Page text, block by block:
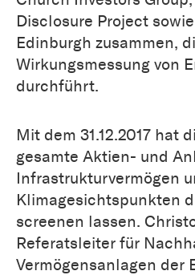
Disclosure Project
Edinburgh zusammen,
Wirkungsmessung von
durchführt.
Mit dem 31.12.2017 hat
gesamte Aktien- und
Infrastrukturvermögen
Klimagesichtspunkten
screenen lassen.
Referatsleiter für
Vermögensanlagen der